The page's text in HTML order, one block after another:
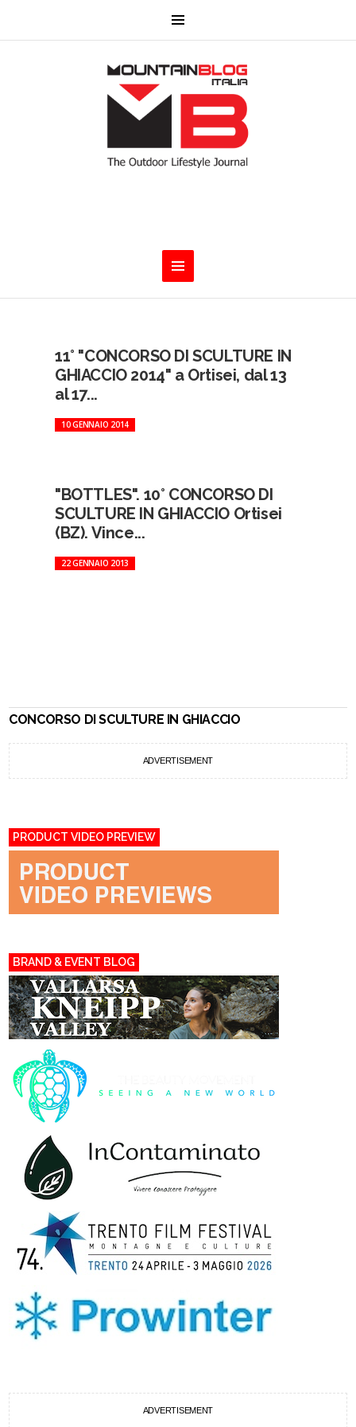
11° "CONCORSO DI SCULTURE IN
GHIACCIO 2014" a Ortisei, dal 13
al 17...
10 GENNAIO 2014
"BOTTLES". 10° CONCORSO DI
SCULTURE IN GHIACCIO Ortisei
(BZ). Vince...
22 GENNAIO 2013
CONCORSO DI SCULTURE IN GHIACCIO
ADVERTISEMENT
PRODUCT VIDEO PREVIEW
BRAND & EVENT BLOG
ADVERTISEMENT